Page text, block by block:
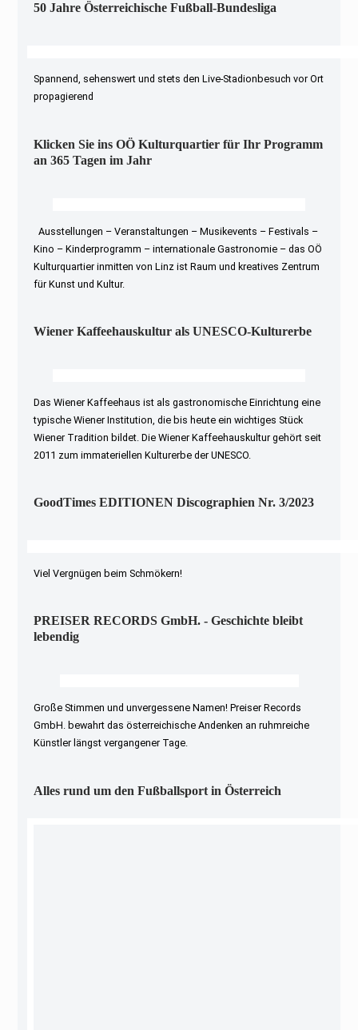
50 Jahre Österreichische Fußball-Bundesliga
Spannend, sehenswert und stets den Live-Stadionbesuch vor Ort
propagierend
Klicken Sie ins OÖ Kulturquartier für Ihr Programm
an 365 Tagen im Jahr
Ausstellungen – Veranstaltungen – Musikevents – Festivals –
Kino – Kinderprogramm – internationale Gastronomie – das OÖ
Kulturquartier inmitten von Linz ist Raum und kreatives Zentrum
für Kunst und Kultur.
Wiener Kaffeehauskultur als UNESCO-Kulturerbe
Das Wiener Kaffeehaus ist als gastronomische Einrichtung eine
typische Wiener Institution, die bis heute ein wichtiges Stück
Wiener Tradition bildet. Die Wiener Kaffeehauskultur gehört seit
2011 zum immateriellen Kulturerbe der UNESCO.
GoodTimes EDITIONEN Discographien Nr. 3/2023
Viel Vergnügen beim Schmökern!
PREISER RECORDS GmbH. - Geschichte bleibt
lebendig
Große Stimmen und unvergessene Namen! Preiser Records
GmbH. bewahrt das österreichische Andenken an ruhmreiche
Künstler längst vergangener Tage.
Alles rund um den Fußballsport in Österreich